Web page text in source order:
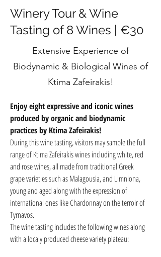
Winery Tour & Wine
Tasting of 8 Wines | €30
Extensive Experience of
Biodynamic & Biological Wines of
Ktima Zafeirakis!
Enjoy eight expressive and iconic wines
produced by organic and biodynamic
practices by Ktima Zafeirakis!
During this wine tasting, visitors may sample the full
range of Ktima Zafeirakis wines including white, red
and rose wines, all made from traditional Greek
grape varieties such as Malagousia, and Limniona,
young and aged along with the expression of
international ones like Chardonnay on the terroir of
Tyrnavos.
The wine tasting includes the following wines along
with a localy produced cheese variety plateau: